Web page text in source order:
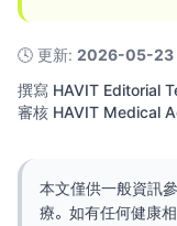
🕓 更新: 2026-05-23
撰寫 HAVIT Editorial
審核 HAVIT Medical
本文僅供一般資訊
療。如有任何健康